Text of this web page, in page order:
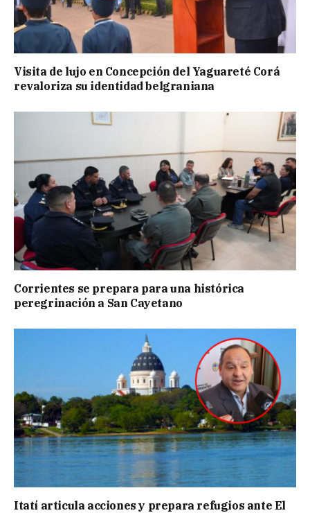
Visita de lujo en Concepción del Yaguareté Corá
revaloriza su identidad belgraniana
Corrientes se prepara para una histórica
peregrinación a San Cayetano
Itatí articula acciones y prepara refugios ante El